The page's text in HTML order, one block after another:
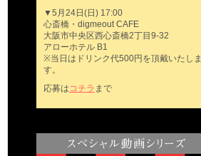
▼5月24日(日) 17:00
心斎橋・digmeout CAFE
大阪市中央区西心斎橋2丁目9-32
アローホテル B1
※当日はドリンク代500円を頂戴いたしま
す。
応募は コチラ まで